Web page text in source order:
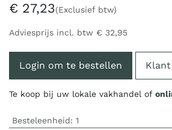
€ 27,23(Exclusief btw)
Adviesprijs incl. btw € 32,95
Login om te bestellen
Te koop bij uw lokale vakhandel of
Besteleenheid: 1